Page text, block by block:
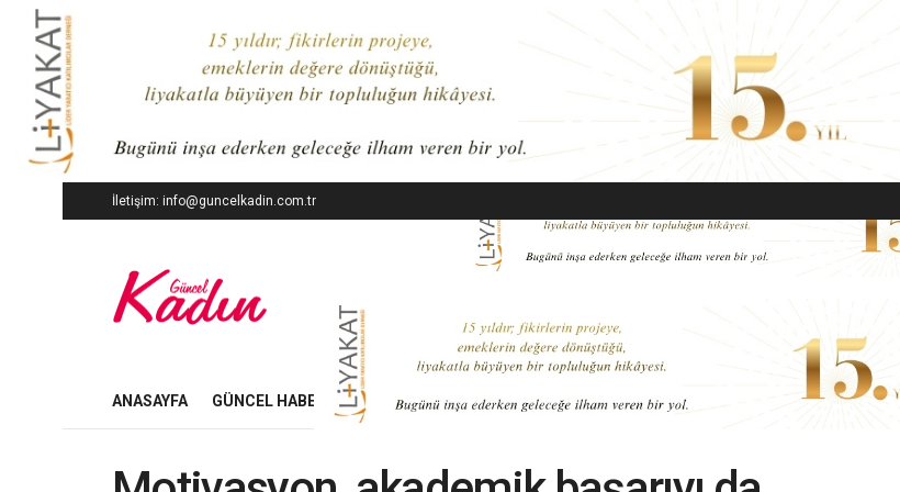
İletişim: info@guncelkadin.com.tr
ANASAYFA GÜNCEL HABERLER İŞ DÜNYASI EKONOMI MODA GÜZELLIK YAŞAM